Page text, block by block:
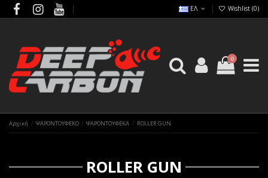
ΕΛ Wishlist (0)
0
Αρχική ΨΑΡΟΝΤΟΥΦΕΚΟ ΨΑΡΟΝΤΟΥΦΕΚΑ ROLLER GUN
ROLLER GUN